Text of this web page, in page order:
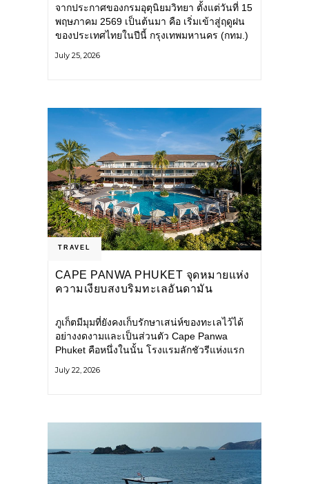
จากประกาศของกรมอุตุนิยมวิทยา ตั้งแต่วันที่ 15
พฤษภาคม 2569 เป็นต้นมา คือ เริ่มเข้าสู่ฤดูฝน
ของประเทศไทยในปีนี้ กรุงเทพมหานคร (กทม.)
โครงสร้างพื้นฐาน
July 25, 2026
TRAVEL
CAPE PANWA PHUKET จุดหมายแห่ง
ความเงียบสงบริมทะเลอันดามัน
ภูเก็ตมีมุมที่ยังคงเก็บรักษาเสน่ห์ของทะเลไว้ได้
อย่างงดงามและเป็นส่วนตัว Cape Panwa
Phuket คือหนึ่งในนั้น โรงแรมลักชัวรีแห่งแรก
แหลมพันวา ทางตะวันออกเฉียงใต้ของเกาะ
July 22, 2026